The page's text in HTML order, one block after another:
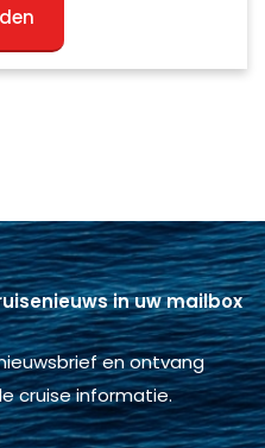
in uw mailbox
en ontvang
cruise informatie.